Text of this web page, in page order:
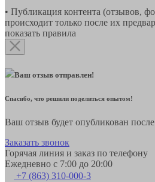
• Публикация контента (отзывов,
происходит только после их
показать правила
Ваш отзыв отправлен!
Спасибо, что решили поделиться опытом!
Ваш отзыв будет опубликован
Заказать звонок
Горячая линия и заказ по телефону
Ежедневно с 7:00 до 20:00
+7 (863) 310-000-3